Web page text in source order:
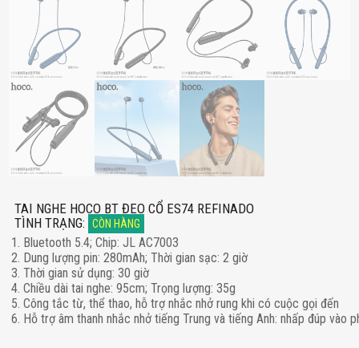
TAI NGHE HOCO BT ĐEO CỔ ES74 REFINADO
TÌNH TRẠNG: CÒN HÀNG
1. Bluetooth 5.4; Chip: JL AC7003
2. Dung lượng pin: 280mAh; Thời gian sạc: 2 giờ
3. Thời gian sử dụng: 30 giờ
4. Chiều dài tai nghe: 95cm; Trọng lượng: 35g
5. Công tắc từ, thể thao, hỗ trợ nhắc nhở rung khi có cuộc gọi đến
6. Hỗ trợ âm thanh nhắc nhở tiếng Trung và tiếng Anh: nhấp đúp vào